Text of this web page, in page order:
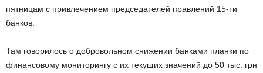
пятницам с привлечением председателей правлений 15-ти
банков.
Там говорилось о добровольном снижении банками планки по
финансовому мониторингу с их текущих значений до 50 тыс. грн